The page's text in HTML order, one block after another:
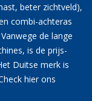
beter zichtveld),
combi-achteras
de lange
is de prijs-
Duitse merk is
hier ons